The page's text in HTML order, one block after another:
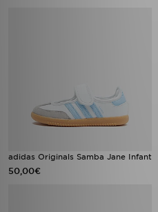
adidas Originals Samba Jane Infant
50,00€